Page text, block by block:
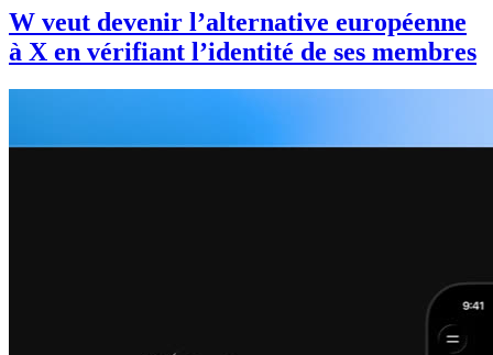
W veut devenir l’alternative européenne
à X en vérifiant l’identité de ses membres